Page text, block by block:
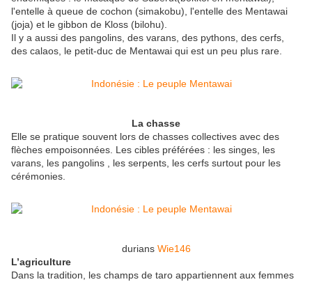
l'entelle à queue de cochon (simakobu), l'entelle des Mentawai
(joja) et le gibbon de Kloss (bilohu).
Il y a aussi des pangolins, des varans, des pythons, des cerfs,
des calaos, le petit-duc de Mentawai qui est un peu plus rare.
La chasse
Elle se pratique souvent lors de chasses collectives avec des
flèches empoisonnées. Les cibles préférées : les singes, les
varans, les pangolins , les serpents, les cerfs surtout pour les
cérémonies.
durians Wie146
L’agriculture
Dans la tradition, les champs de taro appartiennent aux femmes